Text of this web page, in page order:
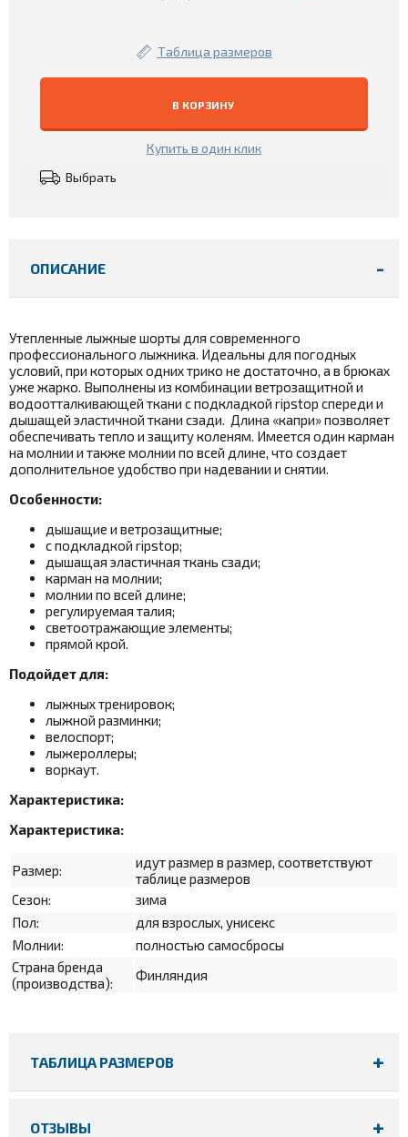
Таблица размеров
В КОРЗИНУ
Купить в один клик
Выбрать
ОПИСАНИЕ
Утепленные лыжные шорты для современного
профессионального лыжника. Идеальны для погодных
условий, при которых одних трико не достаточно, а в брюках
уже жарко. Выполнены из комбинации ветрозащитной и
водоотталкивающей ткани с подкладкой ripstop спереди и
дышащей эластичной ткани сзади. Длина «капри» позволяет
обеспечивать тепло и защиту коленям. Имеется один карман
на молнии и также молнии по всей длине, что создает
дополнительное удобство при надевании и снятии.
Особенности:
дышащие и ветрозащитные;
с подкладкой ripstop;
дышащая эластичная ткань сзади;
карман на молнии;
молнии по всей длине;
регулируемая талия;
светоотражающие элементы;
прямой крой.
Подойдет для:
лыжных тренировок;
лыжной разминки;
велоспорт;
лыжероллеры;
воркаут.
Характеристика:
Характеристика:
Размер:
идут размер в размер, соответствуют
таблице размеров
Сезон:
зима
Пол:
для взрослых, унисекс
Молнии:
полностью самосбросы
Страна бренда
(производства):
Финляндия
ТАБЛИЦА РАЗМЕРОВ
ОТЗЫВЫ